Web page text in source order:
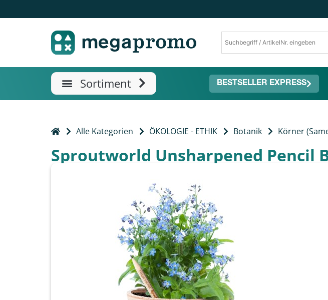
BESTSELLER EXPRESS
Alle Kategorien ÖKOLOGIE - ETHIK Botanik Körner
Sproutworld Unsharpened Pencil